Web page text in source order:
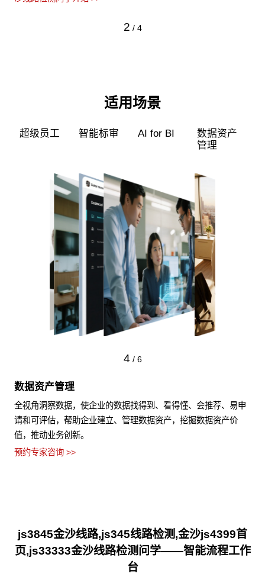
3 / 4
适用场景
超级员工 智能标审 AI for BI
数据资产
管理
4 / 6
数据资产管理
全视角洞察数据，使企业的数据找得到、看得懂、会推荐、易申
请和可评估，帮助企业建立、管理数据资产，挖掘数据资产价
值，推动业务创新。
预约专家咨询 >>
js3845金沙线路,js345线路检测,金沙js4399首
页,js33333金沙线路检测问学——智能流程工作
台